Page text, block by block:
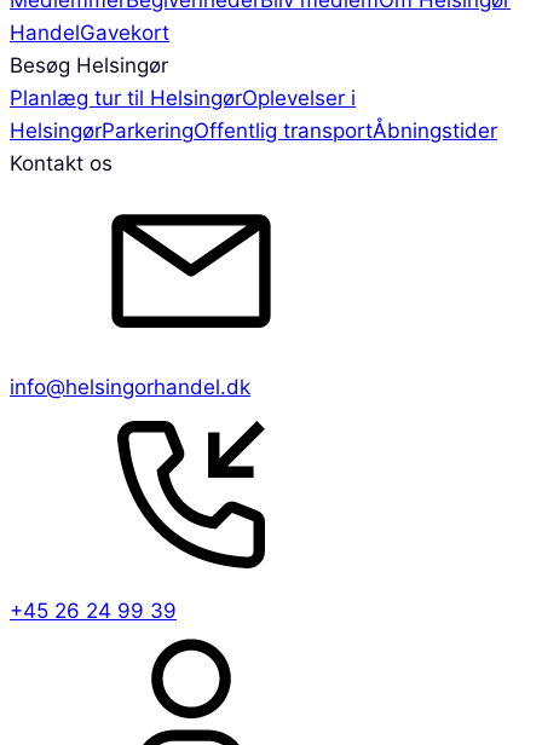
HandelGavekort
Besøg Helsingør
Planlæg tur til HelsingørOplevelser i
HelsingørParkeringOffentlig transportÅbningstider
Kontakt os
info@helsingorhandel.dk
+45 26 24 99 39